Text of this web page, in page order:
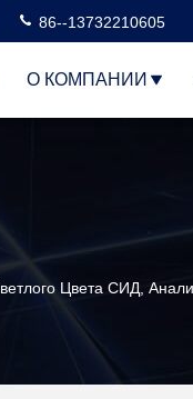
86--13732210605
О КОМПАНИИ
Цвета СИД,